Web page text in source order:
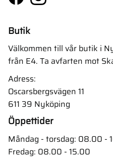
Butik
Välkommen till vår butik i
från E4. Ta avfarten mot
Adress:
Oscarsbergsvägen 11
611 39 Nyköping
Öppettider
Måndag - torsdag: 08.00 -
Fredag: 08.00 - 15.00